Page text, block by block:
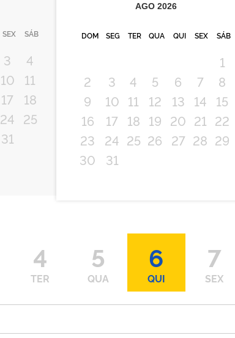
SEX SÁB
3
4
10
11
17
18
24 25
31
AGO 2026
DOM SEG TER QUA QUI SEX SÁB
1
2
3 4 5 6 7
8
9
10 11 12 13 14
15
16
17 18 19 20 21 22
23
24 25 26 27 28 29
30
31
4
TER
5
QUA
6
QUI
7
SEX